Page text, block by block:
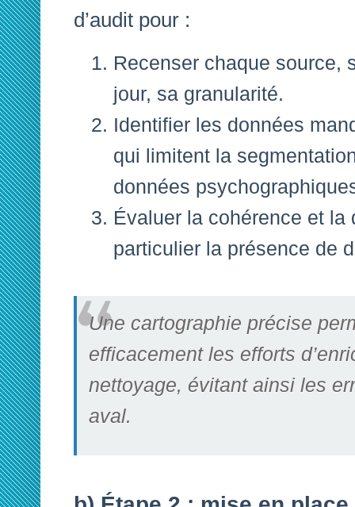
d’audit pour :
Recenser chaque source,
jour, sa granularité.
Identifier les données
qui limitent la
données
Évaluer la cohérence et
particulier la présence de
Une cartographie précise
efficacement les efforts
nettoyage, évitant ainsi les
aval.